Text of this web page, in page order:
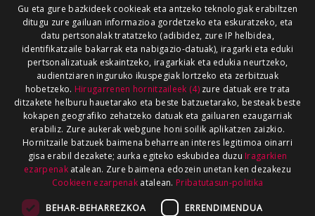
Gu eta gure bazkideek cookieak eta antzeko teknologiak erabiltzen
ditugu zure gailuan informazioa gordetzeko eta eskuratzeko, eta
datu pertsonalak tratatzeko (adibidez, zure IP helbidea,
identifikatzaile bakarrak eta nabigazio-datuak), iragarki eta eduki
pertsonalizatuak eskaintzeko, iragarkiak eta edukia neurtzeko,
audientziaren inguruko ikuspegiak lortzeko eta zerbitzuak
hobetzeko. Hirugarrenen hornitzaileek (4)zure datuak ere trata
ditzakete helburu hauetarako eta beste batzuetarako, besteak beste
kokapen geografiko zehatzeko datuak eta gailuaren ezaugarriak
erabiliz. Zure aukerak webgune honi soilik aplikatzen zaizkio.
Hornitzaile batzuek baimena beharrean interes legitimoa oinarri
gisa erabil dezakete; aurka egiteko eskubidea duzu Iragarkien
ezarpenakatalean. Zure baimena edozein unetan ken dezakezu
Cookieen ezarpenak atalean. Pribatutasun-politika
BEHAR-BEHARREZKOA ERRENDIMENDUA